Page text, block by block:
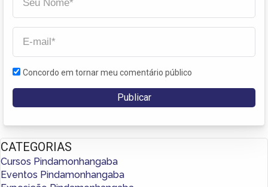
Concordo em tornar meu comentário público
CATEGORIAS
Cursos Pindamonhangaba
Eventos Pindamonhangaba